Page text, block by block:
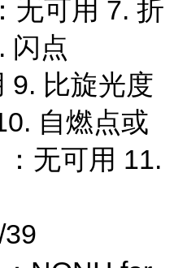
无可用 7. 折
闪点
9. 比旋光度
自燃点或
无可用 11.